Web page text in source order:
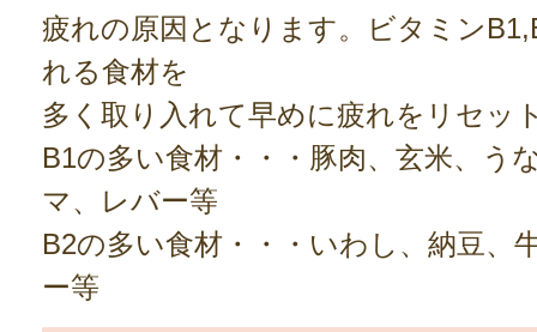
疲れの原因となります。ビタミン
れる食材を
多く取り入れて早めに疲れをリセッ
B1の多い食材・・・豚肉、玄米、う
マ、レバー等
B2の多い食材・・・いわし、納豆、
ー等